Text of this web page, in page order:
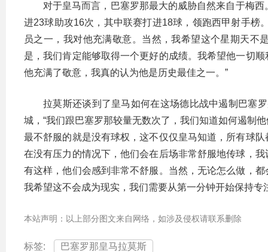
对于皇马而言，巴塞罗那最大的威胁自然来自于梅
进23球助攻16次，其中联赛打进18球，领跑西甲射手榜
员之一，我对他充满敬意。当然，我希望这个星期天不
是，我们肯定能够取得一个更好的成绩。我希望他一切
他充满了敬意，我真的认为他是历史最佳之一。”
拉莫斯还谈到了皇马如何在这场德比战中遏制巴塞
城，“我们跟巴塞罗那较量无数次了，我们知道如何遏制
最不舒服的就是没有球权，这不仅仅皇马知道，所有球
在没有压力的情况下，他们会在后场非常舒服地传球，
有这样，他们会感到非常不舒服。当然，无论怎么做，
我希望这不会成为现实，我们需要从第一分钟开始保持专
本站声明：以上部分图文来自网络，如涉及侵权请联系删除
标签: 巴塞罗那皇马拉莫斯